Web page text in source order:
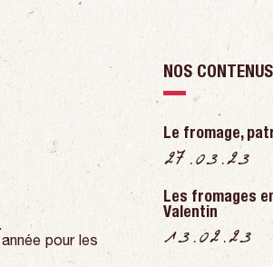
pour les
NOS
Le fromage,
27.03.23
Les fromages
Valentin
13.02.23